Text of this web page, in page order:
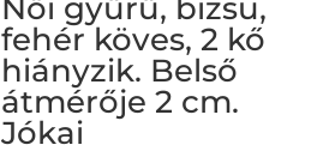
Női gyűrű, bizsu,
fehér köves, 2 kő
hiányzik. Belső
átmérője 2 cm.
Jókai